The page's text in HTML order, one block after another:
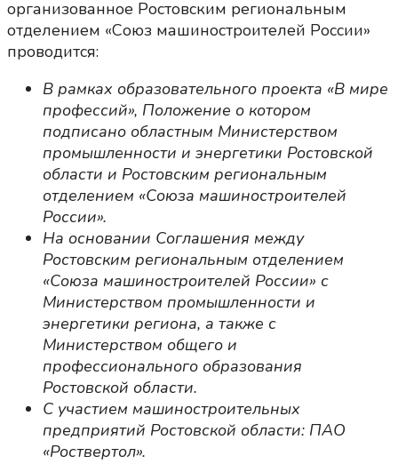
организованное Ростовским региональным
отделением «Союз машиностроителей России»
проводится:
В рамках образовательного проекта «В мире
профессий», Положение о котором
подписано областным Министерством
промышленности и энергетики Ростовской
области и Ростовским региональным
отделением «Союза машиностроителей
России».
На основании Соглашения между
Ростовским региональным отделением
«Союза машиностроителей России» с
Министерством промышленности и
энергетики региона, а также с
Министерством общего и
профессионального образования
Ростовской области.
С участием машиностроительных
предприятий Ростовской области: ПАО
«Роствертол».